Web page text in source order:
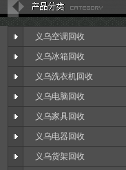
义乌空调回收
义乌冰箱回收
义乌洗衣机回收
义乌电脑回收
义乌家具回收
义乌电器回收
义乌货架回收